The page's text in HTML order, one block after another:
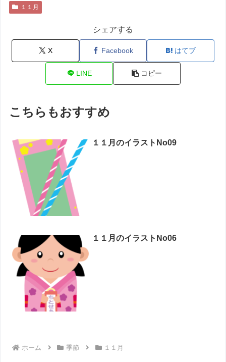
１１月
シェアする
X Facebook はてブ
LINE コピー
こちらもおすすめ
１１月のイラストNo09
１１月のイラストNo06
ホーム 季節 １１月